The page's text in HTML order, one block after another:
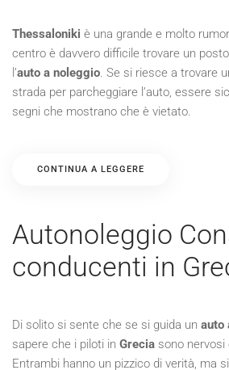
Thessaloniki è una grande e molto
centro è davvero difficile trovare un
l’auto a noleggio. Se si riesce a trovare
strada per parcheggiare l’auto, essere
segni che mostrano che è vietato.
CONTINUA A LEGGERE
Autonoleggio
conducenti in
Di solito si sente che se si guida un auto
sapere che i piloti in Grecia sono
Entrambi hanno un pizzico di verità, ma